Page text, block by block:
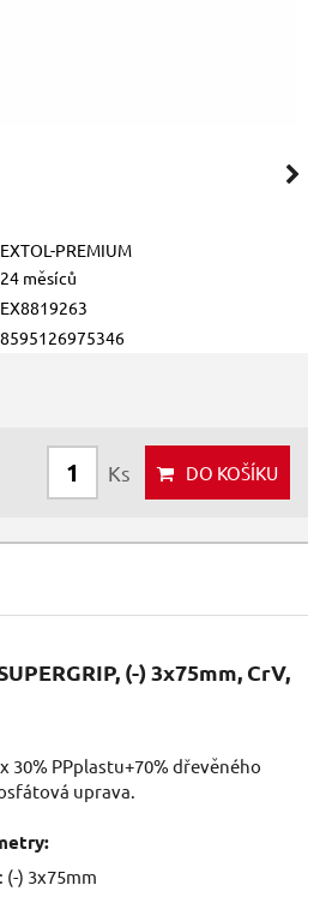
EXTOL-PREMIUM
24 měsíců
EX8819263
8595126975346
Ks DO KOŠÍKU
(-) 3x75mm, CrV,
30% PPplastu+70% dřevěného
uprava.
) 3x75mm